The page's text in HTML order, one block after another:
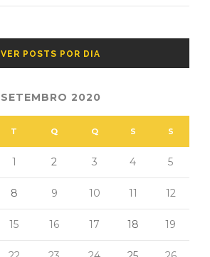
VER POSTS POR DIA
SETEMBRO 2020
T Q Q S S
1 2 3 4 5
8 9 10 11 12
15 16 17 18 19